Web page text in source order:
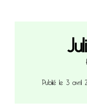
Publié le 3 avril